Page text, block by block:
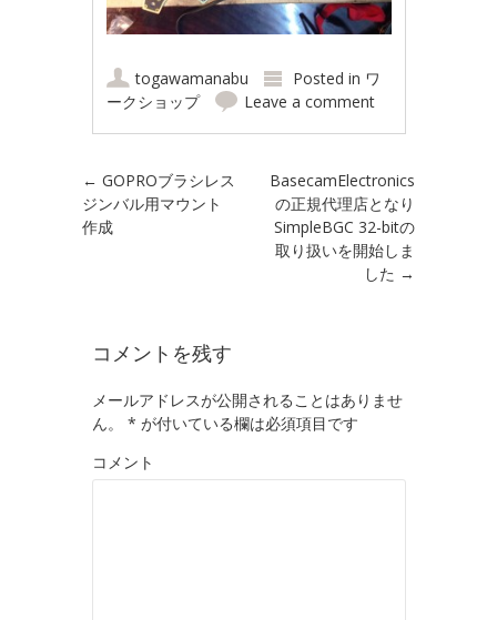
togawamanabu Posted in ワ
ークショップ
Leave a comment
Post navigation
← GOPROブラシレス
ジンバル用マウント
作成
BasecamElectronics
の正規代理店となり
SimpleBGC 32-bitの
取り扱いを開始しま
した →
コメントを残す
メールアドレスが公開されることはありませ
ん。
* が付いている欄は必須項目です
コメント